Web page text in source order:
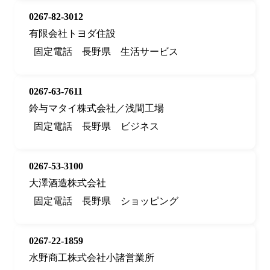
0267-82-3012
有限会社トヨダ住設
固定電話
長野県 生活サービス
0267-63-7611
鈴与マタイ株式会社／浅間工場
固定電話
長野県 ビジネス
0267-53-3100
大澤酒造株式会社
固定電話
長野県 ショッピング
0267-22-1859
水野商工株式会社小諸営業所